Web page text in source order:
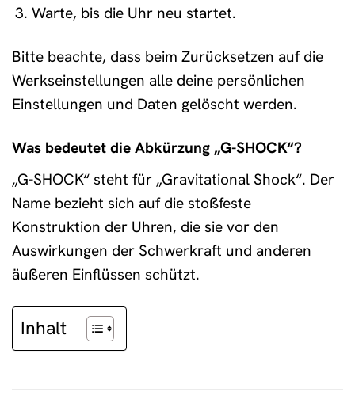
Warte, bis die Uhr neu startet.
Bitte beachte, dass beim Zurücksetzen auf die
Werkseinstellungen alle deine persönlichen
Einstellungen und Daten gelöscht werden.
Was bedeutet die Abkürzung „G-SHOCK“?
„G-SHOCK“ steht für „Gravitational Shock“. Der
Name bezieht sich auf die stoßfeste
Konstruktion der Uhren, die sie vor den
Auswirkungen der Schwerkraft und anderen
äußeren Einflüssen schützt.
Inhalt